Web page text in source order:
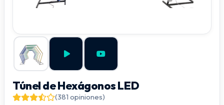
Túnel de Hexágonos LED
(381 opiniones)